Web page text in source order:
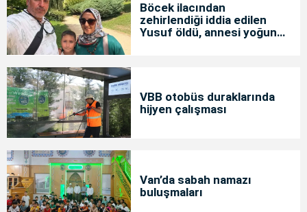
Böcek ilacından
zehirlendiği iddia edilen
Yusuf öldü, annesi yoğun
VBB otobüs duraklarında
hijyen çalışması
Van’da sabah namazı
buluşmaları